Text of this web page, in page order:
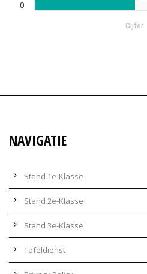
0
Cijfer
NAVIGATIE
Stand 1e-Klasse
Stand 2e-Klasse
Stand 3e-Klasse
Tafeldienst